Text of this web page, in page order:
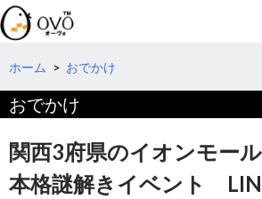
検
索
コ
テ
ツ
へ
移
動
ホーム > おでかけ
おでかけ
関西3府県のイオンモー
本格謎解きイベント